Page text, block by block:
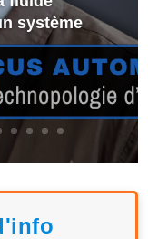
système